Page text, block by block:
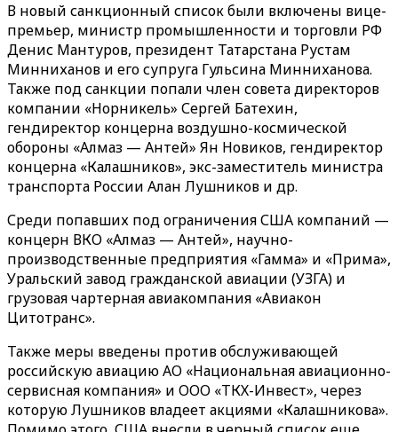
В новый санкционный список были включены вице-
премьер, министр промышленности и торговли РФ
Денис Мантуров, президент Татарстана Рустам
Минниханов и его супруга Гульсина Минниханова.
Также под санкции попали член совета директоров
компании «Норникель» Сергей Батехин,
гендиректор концерна воздушно-космической
обороны «Алмаз — Антей» Ян Новиков, гендиректор
концерна «Калашников», экс-заместитель министра
транспорта России Алан Лушников и др.
Среди попавших под ограничения США компаний —
концерн ВКО «Алмаз — Антей», научно-
производственные предприятия «Гамма» и «Прима»,
Уральский завод гражданской авиации (УЗГА) и
грузовая чартерная авиакомпания «Авиакон
Цитотранс».
Также меры введены против обслуживающей
российскую авиацию АО «Национальная авиационно-
сервисная компания» и ООО «ТКХ-Инвест», через
которую Лушников владеет акциями «Калашникова».